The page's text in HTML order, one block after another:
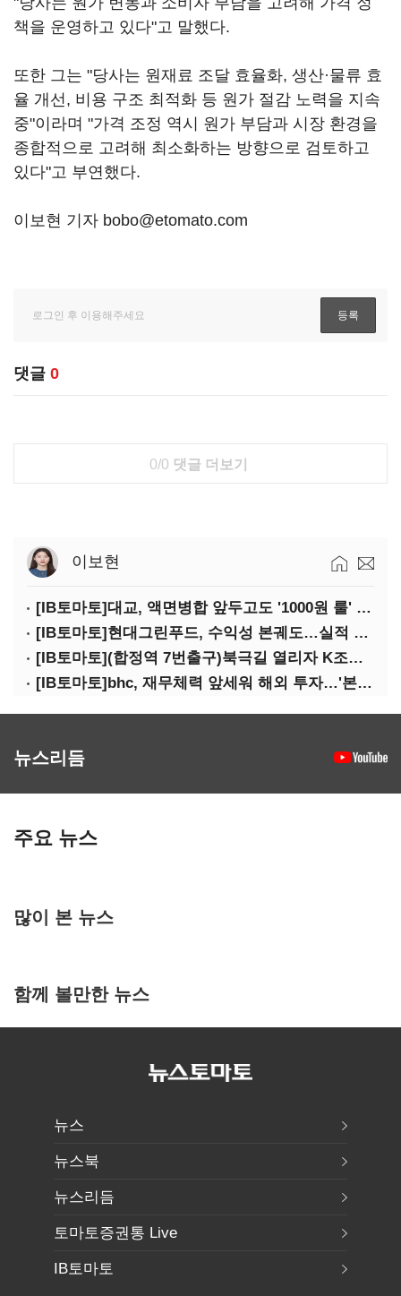
책을 운영하고 있다"고 말했다.
또한 그는 "당사는 원재료 조달 효율화, 생산·물류 효
율 개선, 비용 구조 최적화 등 원가 절감 노력을 지속
중"이라며 "가격 조정 역시 원가 부담과 시장 환경을
종합적으로 고려해 최소화하는 방향으로 검토하고
있다"고 부연했다.
이보현 기자 bobo@etomato.com
댓글 0
0/0 댓글 더보기
이보현
[IB토마토]대교, 액면병합 앞두고도 '1000원 룰' 경고장…상장유지 시험대
[IB토마토]현대그린푸드, 수익성 본궤도…실적 개선에 주주환원까지
[IB토마토](합정역 7번출구)북극길 열리자 K조선 뜬다
[IB토마토]bhc, 재무체력 앞세워 해외 투자…'본게임' 속도
뉴스리듬
주요 뉴스
많이 본 뉴스
함께 볼만한 뉴스
뉴스
뉴스북
뉴스리듬
토마토증권통 Live
IB토마토